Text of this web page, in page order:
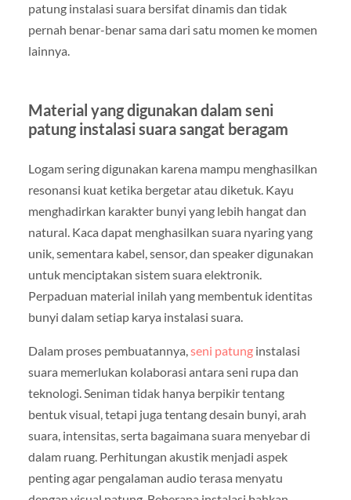
patung instalasi suara bersifat dinamis dan tidak
pernah benar-benar sama dari satu momen ke momen
lainnya.
Material yang digunakan dalam seni
patung instalasi suara sangat beragam
Logam sering digunakan karena mampu menghasilkan
resonansi kuat ketika bergetar atau diketuk. Kayu
menghadirkan karakter bunyi yang lebih hangat dan
natural. Kaca dapat menghasilkan suara nyaring yang
unik, sementara kabel, sensor, dan speaker digunakan
untuk menciptakan sistem suara elektronik.
Perpaduan material inilah yang membentuk identitas
bunyi dalam setiap karya instalasi suara.
Dalam proses pembuatannya,seni patunginstalasi
suara memerlukan kolaborasi antara seni rupa dan
teknologi. Seniman tidak hanya berpikir tentang
bentuk visual, tetapi juga tentang desain bunyi, arah
suara, intensitas, serta bagaimana suara menyebar di
dalam ruang. Perhitungan akustik menjadi aspek
penting agar pengalaman audio terasa menyatu